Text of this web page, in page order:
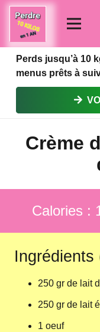
Perds jusqu’à 10
menus prêts à
Crème
Calories :
Ingrédients
250 gr de lait
250 gr de lait
1 oeuf